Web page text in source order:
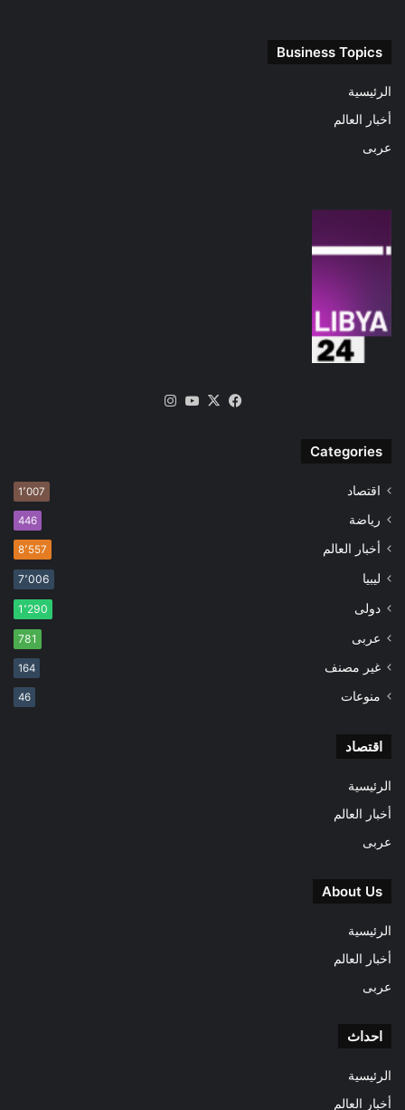
Business Topics
الرئيسية
أخبار العالم
عربى
فيسبوك
‫X
‫YouTube
Categories
اقتصاد 1٬007
رياضة 446
أخبار العالم 8٬557
ليبيا 7٬006
دولى 1٬290
عربى 781
غير مصنف 164
منوعات 46
اقتصاد
الرئيسية
أخبار العالم
عربى
About Us
الرئيسية
أخبار العالم
عربى
احداث
الرئيسية
أخبار العالم